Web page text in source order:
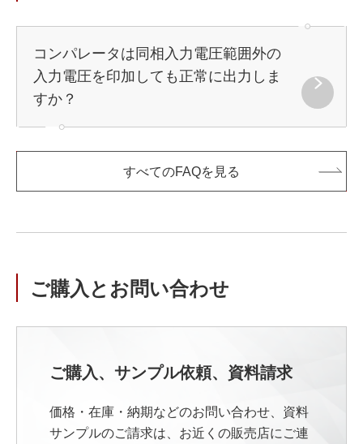
コンパレータは同相入力電圧範囲外の
入力電圧を印加しても正常に出力しま
すか？
すべてのFAQを見る
ご購入とお問い合わせ
ご購入、サンプル依頼、資料請求
価格・在庫・納期などのお問い合わせ、資料
サンプルのご請求は、お近くの販売店にご連